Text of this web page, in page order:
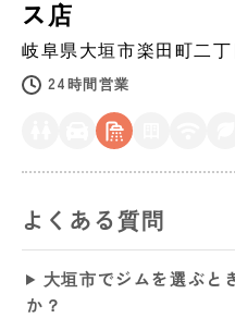
ス店
岐阜県大垣市楽田町二丁
24時間営業
よくある質問
大垣市でジムを選ぶと
か？